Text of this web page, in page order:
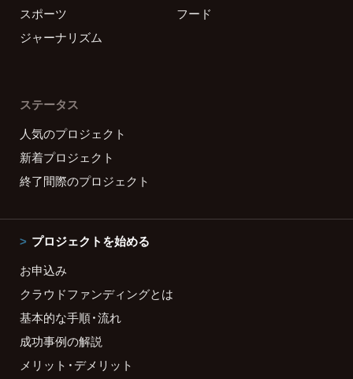
スポーツ
フード
ジャーナリズム
ステータス
人気のプロジェクト
新着プロジェクト
終了間際のプロジェクト
プロジェクトを始める
お申込み
クラウドファンディングとは
基本的な手順・流れ
成功事例の解説
メリット・デメリット